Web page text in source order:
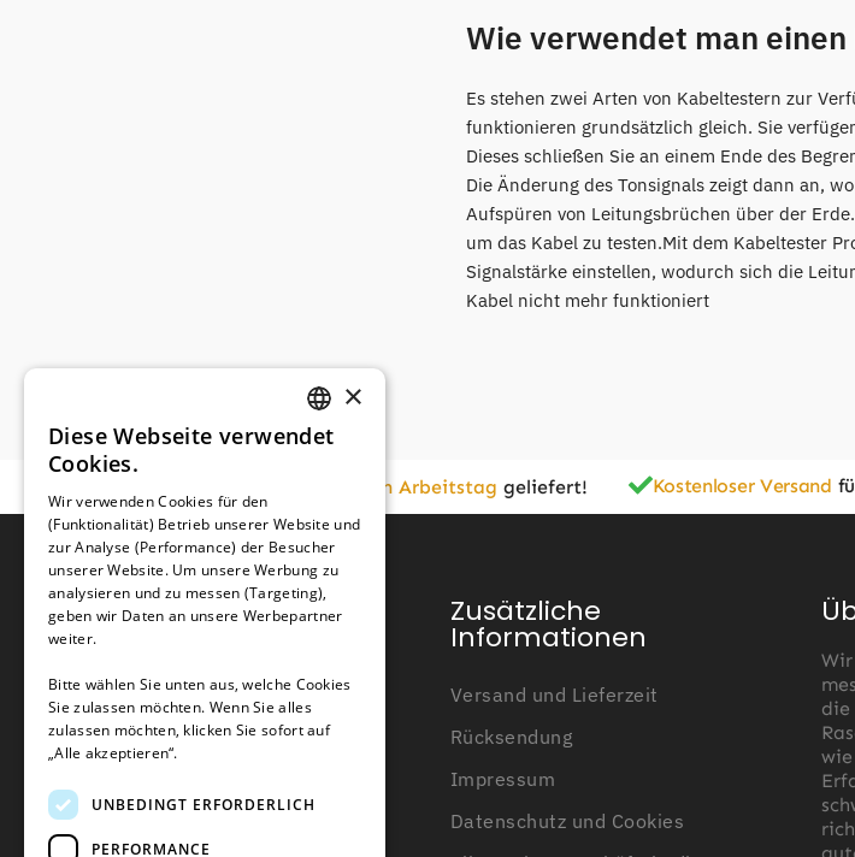
Wie verwendet man
Es stehen zwei Arten von Kabeltestern zur
funktionieren grundsätzlich gleich. Sie
Dieses schließen Sie an einem Ende des
Die Änderung des Tonsignals zeigt dann an,
Aufspüren von Leitungsbrüchen über der
um das Kabel zu testen.Mit dem Kabeltester
Signalstärke einstellen, wodurch sich die
Kabel nicht mehr funktioniert
am nächsten Arbeitstag geliefert! Kostenloser Versand
Kundendienst
Kundendienst
Kontakt
Über uns
Zusätzliche
Informationen
Versand und Lieferzeit
Rücksendung
Impressum
Datenschutz und Cookies
die
GERMAN
GERMAN
×
Diese Webseite verwendet
Cookies.
Wir verwenden Cookies für den
(Funktionalität) Betrieb unserer Website und
zur Analyse (Performance) der Besucher
unserer Website. Um unsere Werbung zu
analysieren und zu messen (Targeting),
geben wir Daten an unsere Werbepartner
weiter.
Bitte wählen Sie unten aus, welche Cookies
Sie zulassen möchten. Wenn Sie alles
zulassen möchten, klicken Sie sofort auf
„Alle akzeptieren“.
UNBEDINGT ERFORDERLICH
PERFORMANCE